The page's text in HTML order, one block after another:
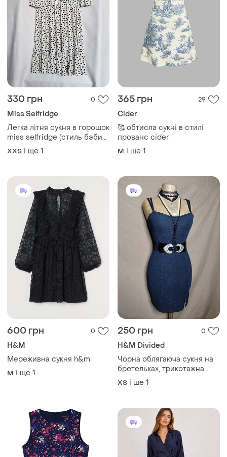
330 грн 0
Miss Selfridge
Легка літня сукня в горошок
miss selfridge (стиль бэби-
долл), розмір 34, xs
XХS і ще 1
365 грн 29
Cider
🥰 обтисла сукні в стилі
прованс cider
M і ще 1
600 грн 0
H&M
Мереживна сукня h&m
M і ще 1
250 грн 0
H&M Divided
Чорна облягаюча сукня на
бретельках, трикотажна
міні сукня, плаття
ХS і ще 1